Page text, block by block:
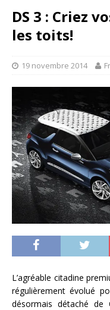
DS 3 : Criez
les toits!
19 novembre 2014
L’agréable citadine
régulièrement évolué
désormais détaché de